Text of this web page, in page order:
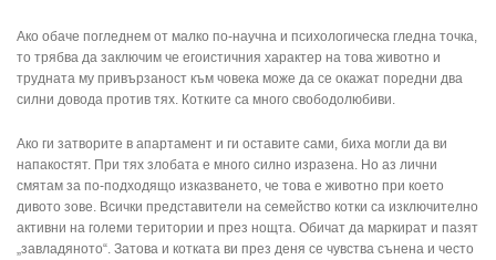
Ако обаче погледнем от малко по-научна и психологическа гледна точка,
то трябва да заключим че егоистичния характер на това животно и
трудната му привързаност към човека може да се окажат поредни два
силни довода против тях. Котките са много свободолюбиви.
Ако ги затворите в апартамент и ги оставите сами, биха могли да ви
напакостят. При тях злобата е много силно изразена. Но аз лични
смятам за по-подходящо изказването, че това е животно при което
дивото зове. Всички представители на семейство котки са изключително
активни на големи територии и през нощта. Обичат да маркират и пазят
„завладяното“. Затова и котката ви през деня се чувства сънена и често